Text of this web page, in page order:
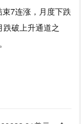
7连涨，月度下跌
破上升通道之